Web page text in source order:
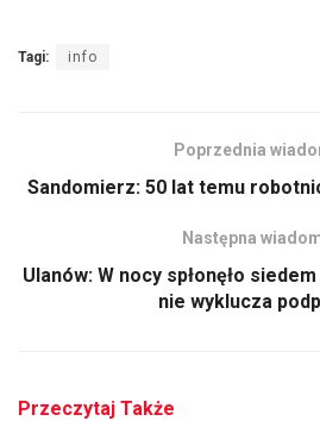
Tagi: info
Poprzednia
Sandomierz: 50 lat temu
Następna
Ulanów: W nocy spłonęło
nie wyklucza
Przeczytaj Także